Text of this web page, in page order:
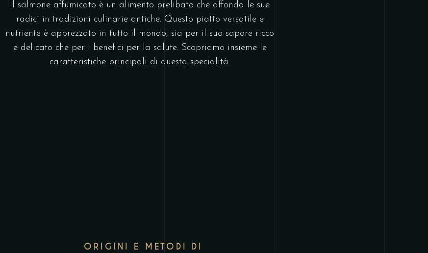
Il salmone affumicato è un alimento prelibato che affonda le sue
radici in tradizioni culinarie antiche. Questo piatto versatile e
nutriente è apprezzato in tutto il mondo, sia per il suo sapore ricco
e delicato che per i benefici per la salute. Scopriamo insieme le
caratteristiche principali di questa specialità.
ORIGINI E METODI DI